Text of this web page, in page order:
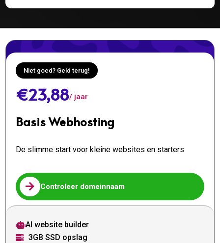
Niet goed? Geld terug!
€23,88/ jaar
Basis Webhosting
De slimme start voor kleine websites en starters
 Controleer domeinnaam
AI website builder
 3GB SSD opslag